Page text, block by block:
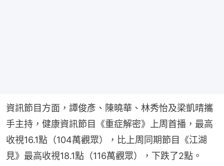
資訊節目方面，譚俊彥、陳曉華、林秀怡及梁凱晴攜
手主持，健康資訊節目《重症解密》上周首播，最高
收視16.1點（104萬觀眾），比上周同期節目《江湖
見》最高收視18.1點（116萬觀眾），下跌了2點。